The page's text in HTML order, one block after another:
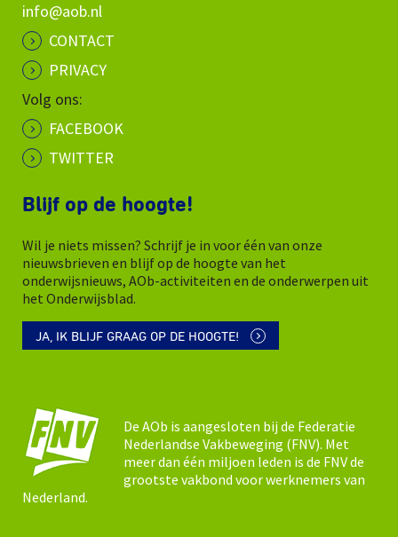
info@aob.nl
CONTACT
PRIVACY
Volg ons:
FACEBOOK
TWITTER
Blijf op de hoogte!
Wil je niets missen? Schrijf je in voor één van onze
nieuwsbrieven en blijf op de hoogte van het
onderwijsnieuws, AOb-activiteiten en de onderwerpen uit
het Onderwijsblad.
JA, IK BLIJF GRAAG OP DE HOOGTE!
De AOb is aangesloten bij de Federatie
Nederlandse Vakbeweging (FNV). Met
meer dan één miljoen leden is de FNV de
grootste vakbond voor werknemers van
Nederland.